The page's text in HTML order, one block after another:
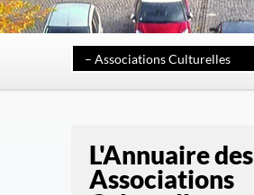
L'Annuaire des
Associations